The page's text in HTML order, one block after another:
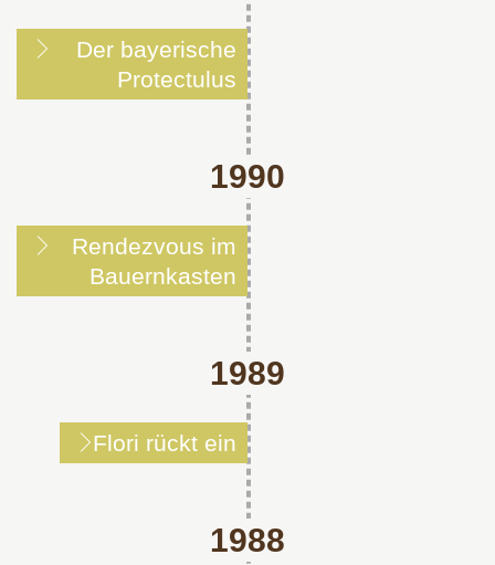
Der bayerische
Protectulus
1990
Rendezvous im
Bauernkasten
1989
Flori rückt ein
1988